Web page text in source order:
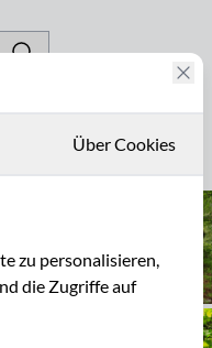
Über Cookies
zu personalisieren,
die Zugriffe auf